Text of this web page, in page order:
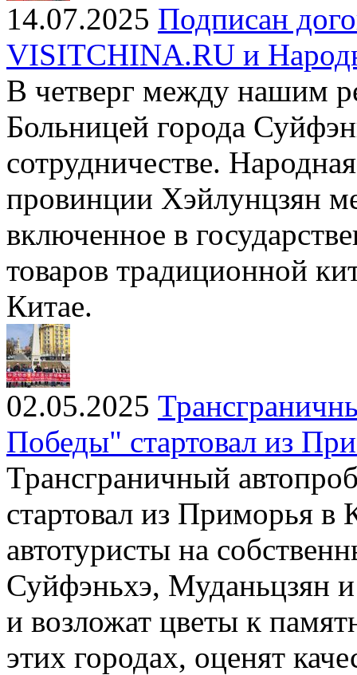
14.07.2025 Подписан
VISITCHINA.RU и
В четверг между нашим
Больницей города
сотрудничестве.
провинции Хэйлунцзян
включенное в
товаров традиционной
Китае.
02.05.2025
Победы" стартовал из
Трансграничный
стартовал из Приморья в
автотуристы на
Суйфэньхэ, Муданьцзян
и возложат цветы к
этих городах, оценят